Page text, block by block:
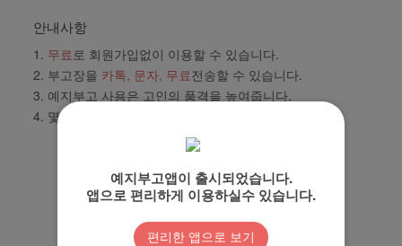
안내사항
1. 무료로 회원가입없이 이용할 수 있습니다.
2. 부고장을 카톡, 문자, 무료전송할 수 있습니다.
3. 예지부고 사용은 고인의 품격을 높여줍니다.
4. 몇분이 부고를 봤는지
모바일 부고장 만들기
예지부고앱이 출시되었습니다.
앱으로 편리하게 이용하실수 있습니다.
편리한 앱으로 보기